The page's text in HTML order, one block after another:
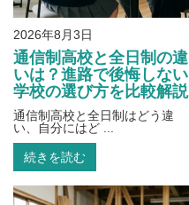
2026年8月3日
通信制高校と全日制の違
いは？進路で後悔しない
学校の選び方を比較解説
通信制高校と全日制はどう違
い、自分にはど ...
続きを読む